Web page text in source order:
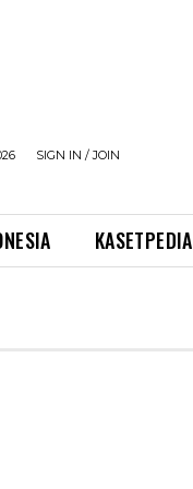
SIGN IN / JOIN
KASETPEDIA